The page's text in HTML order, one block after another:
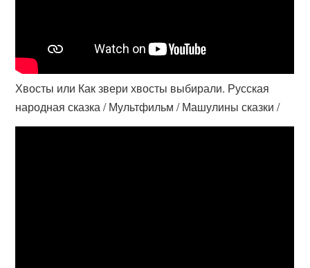
Хвосты или Как звери хвосты выбирали. Русская
народная сказка / Мультфильм / Машулины сказки /